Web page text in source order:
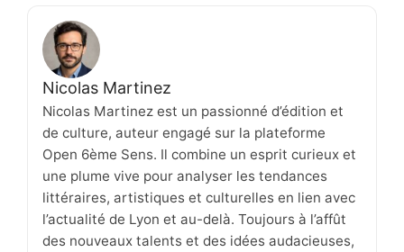
Nicolas Martinez
Nicolas Martinez est un passionné d’édition et
de culture, auteur engagé sur la plateforme
Open 6ème Sens. Il combine un esprit curieux et
une plume vive pour analyser les tendances
littéraires, artistiques et culturelles en lien avec
l’actualité de Lyon et au-delà. Toujours à l’affût
des nouveaux talents et des idées audacieuses,